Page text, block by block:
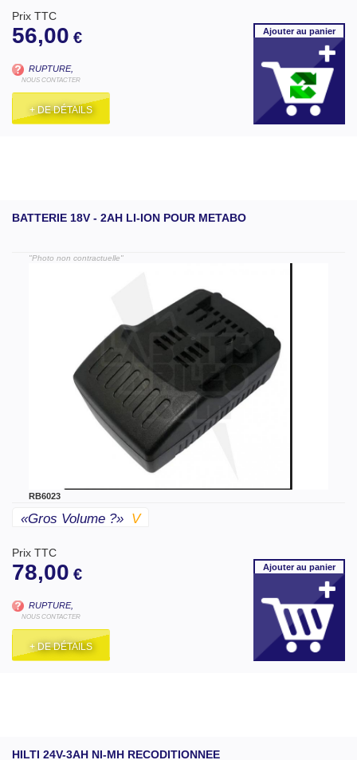
Prix TTC
56,00 €
RUPTURE,
NOUS CONTACTER
+ DE DÉTAILS
Ajouterau panier
BATTERIE 18V - 2AH LI-ION POUR METABO
"Photo non contractuelle"
RB6023
«gros Volume ?» V
Prix TTC
78,00 €
RUPTURE,
NOUS CONTACTER
+ DE DÉTAILS
Ajouterau panier
HILTI 24V-3AH NI-MH RECODITIONNEE